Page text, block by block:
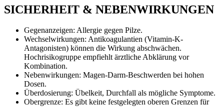
SICHERHEIT & NEBENWIRKUNGEN
Gegenanzeigen: Allergie gegen Pilze.
Wechselwirkungen: Antikoagulantien (Vitamin-K-
Antagonisten) können die Wirkung abschwächen.
Hochrisikogruppe empfiehlt ärztliche Abklärung vor
Kombination.
Nebenwirkungen: Magen-Darm-Beschwerden bei hohen
Dosen.
Überdosierung: Übelkeit, Durchfall als mögliche Symptome.
Obergrenze: Es gibt keine festgelegten oberen Grenzen für